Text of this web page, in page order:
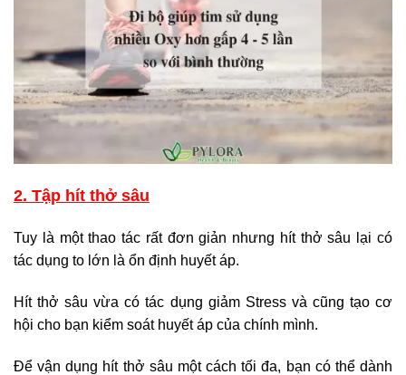
2. Tập hít thở sâu
Tuy là một thao tác rất đơn giản nhưng hít thở sâu lại có
tác dụng to lớn là ổn định huyết áp.
Hít thở sâu vừa có tác dụng giảm Stress và cũng tạo cơ
hội cho bạn kiểm soát huyết áp của chính mình.
Để vận dụng hít thở sâu một cách tối đa, bạn có thể dành